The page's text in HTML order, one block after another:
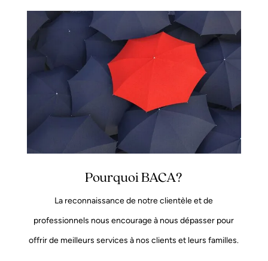
Pourquoi BACA?
La reconnaissance de notre clientèle et de
professionnels nous encourage à nous dépasser pour
offrir de meilleurs services à nos clients et leurs familles.